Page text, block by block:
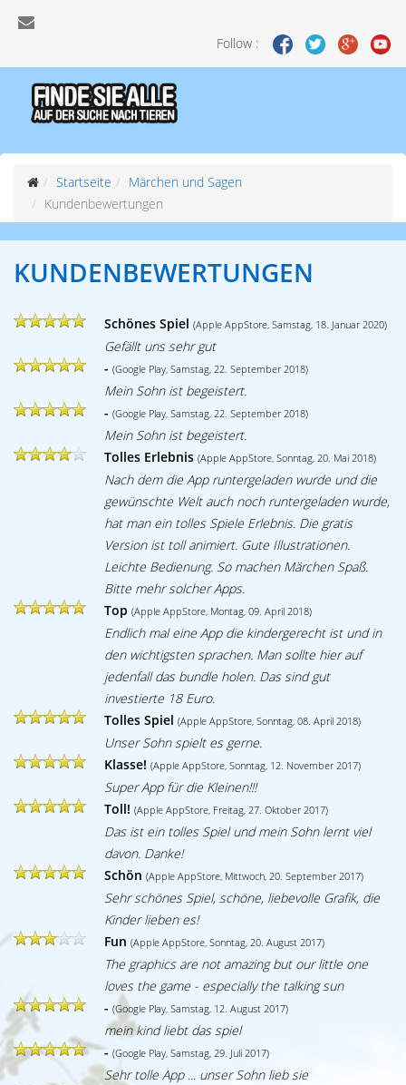
Follow :
Startseite
Märchen und Sagen
Kundenbewertungen
KUNDENBEWERTUNGEN
Schönes Spiel (Apple AppStore, Samstag, 18. Januar 2020)
Gefällt uns sehr gut
- (Google Play, Samstag, 22. September 2018)
Mein Sohn ist begeistert.
- (Google Play, Samstag, 22. September 2018)
Mein Sohn ist begeistert.
Tolles Erlebnis (Apple AppStore, Sonntag, 20. Mai 2018)
Nach dem die App runtergeladen wurde und die
gewünschte Welt auch noch runtergeladen wurde,
hat man ein tolles Spiele Erlebnis. Die gratis
Version ist toll animiert. Gute Illustrationen.
Leichte Bedienung. So machen Märchen Spaß.
Bitte mehr solcher Apps.
Top (Apple AppStore, Montag, 09. April 2018)
Endlich mal eine App die kindergerecht ist und in
den wichtigsten sprachen. Man sollte hier auf
jedenfall das bundle holen. Das sind gut
investierte 18 Euro.
Tolles Spiel (Apple AppStore, Sonntag, 08. April 2018)
Unser Sohn spielt es gerne.
Klasse! (Apple AppStore, Sonntag, 12. November 2017)
Super App für die Kleinen!!!
Toll! (Apple AppStore, Freitag, 27. Oktober 2017)
Das ist ein tolles Spiel und mein Sohn lernt viel
davon. Danke!
Schön (Apple AppStore, Mittwoch, 20. September 2017)
Sehr schönes Spiel, schöne, liebevolle Grafik, die
Kinder lieben es!
Fun (Apple AppStore, Sonntag, 20. August 2017)
The graphics are not amazing but our little one
loves the game - especially the talking sun
- (Google Play, Samstag, 12. August 2017)
mein kind liebt das spiel
- (Google Play, Samstag, 29. Juli 2017)
Sehr tolle App ... unser Sohn lieb sie